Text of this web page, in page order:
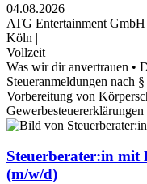
04.08.2026 |
ATG Entertainment GmbH
Köln |
Vollzeit
Was wir dir anvertrauen •
Steueranmeldungen nach
Vorbereitung von
Steuerberater:in mit
(m/w/d)